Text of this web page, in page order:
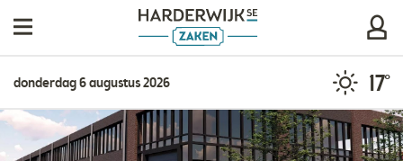
donderdag 6 augustus 2026 17°